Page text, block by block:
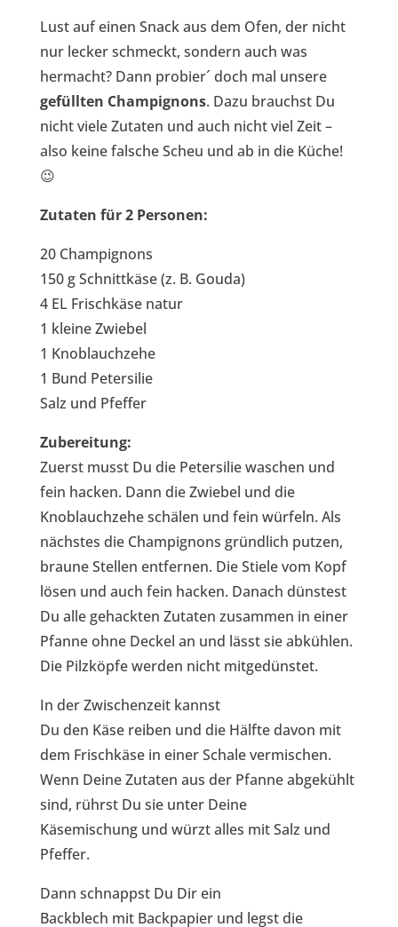
Lust auf einen Snack aus dem Ofen, der nicht
nur lecker schmeckt, sondern auch was
hermacht? Dann probier´ doch mal unsere
gefüllten Champignons. Dazu brauchst Du
nicht viele Zutaten und auch nicht viel Zeit –
also keine falsche Scheu und ab in die Küche!
😉
Zutaten für 2 Personen:
20 Champignons
150 g Schnittkäse (z. B. Gouda)
4 EL Frischkäse natur
1 kleine Zwiebel
1 Knoblauchzehe
1 Bund Petersilie
Salz und Pfeffer
Zubereitung:
Zuerst musst Du die Petersilie waschen und
fein hacken. Dann die Zwiebel und die
Knoblauchzehe schälen und fein würfeln. Als
nächstes die Champignons gründlich putzen,
braune Stellen entfernen. Die Stiele vom Kopf
lösen und auch fein hacken. Danach dünstest
Du alle gehackten Zutaten zusammen in einer
Pfanne ohne Deckel an und lässt sie abkühlen.
Die Pilzköpfe werden nicht mitgedünstet.
In der Zwischenzeit kannst
Du den Käse reiben und die Hälfte davon mit
dem Frischkäse in einer Schale vermischen.
Wenn Deine Zutaten aus der Pfanne abgekühlt
sind, rührst Du sie unter Deine
Käsemischung und würzt alles mit Salz und
Pfeffer.
Dann schnappst Du Dir ein
Backblech mit Backpapier und legst die